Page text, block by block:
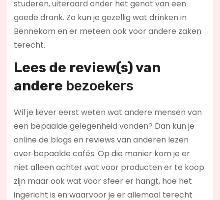
studeren, uiteraard onder het genot van een
goede drank. Zo kun je gezellig wat drinken in
Bennekom en er meteen ook voor andere zaken
terecht.
Lees de review(s) van
andere bezoekers
Wil je liever eerst weten wat andere mensen van
een bepaalde gelegenheid vonden? Dan kun je
online de blogs en reviews van anderen lezen
over bepaalde cafés. Op die manier kom je er
niet alleen achter wat voor producten er te koop
zijn maar ook wat voor sfeer er hangt, hoe het
ingericht is en waarvoor je er allemaal terecht